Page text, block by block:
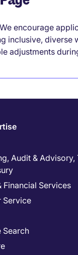
encourage
inclusive, diverse
adjustments
Audit & Advisory,
Financial Services
Service
Search